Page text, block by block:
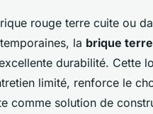
rouge terre cuite ou
la brique
durabilité. Cette
limité, renforce le
comme solution de